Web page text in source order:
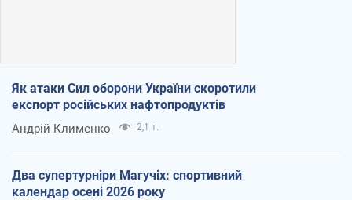
Як атаки Сил оборони України скоротили
експорт російських нафтопродуктів
Андрій Клименко 2,1 т.
Два супертурніри Магучіх: спортивний
календар осені 2026 року